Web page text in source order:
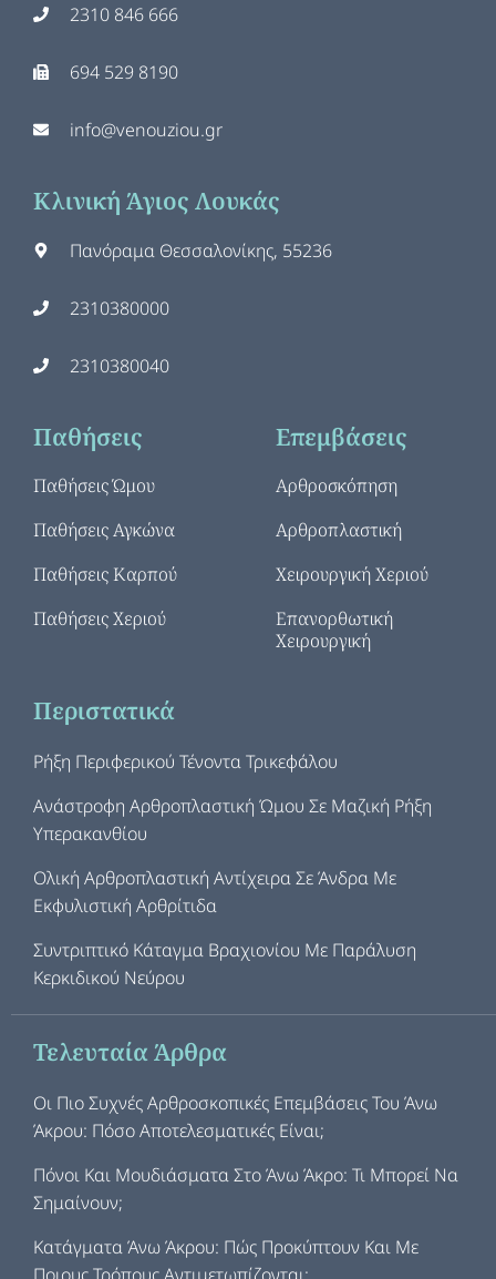
2310 846 666
694 529 8190
info@venouziou.gr
Κλινική Άγιος Λουκάς
Πανόραμα Θεσσαλονίκης, 55236
2310380000
2310380040
Παθήσεις
Παθήσεις Ώμου
Παθήσεις Αγκώνα
Παθήσεις Καρπού
Παθήσεις Χεριού
Επεμβάσεις
Αρθροσκόπηση
Αρθροπλαστική
Χειρουργική Χεριού
Επανορθωτική
Χειρουργική
Περιστατικά
Ρήξη Περιφερικού Τένοντα Τρικεφάλου
Ανάστροφη Αρθροπλαστική Ώμου Σε Μαζική Ρήξη
Υπερακανθίου
Ολική Αρθροπλαστική Αντίχειρα Σε Άνδρα Με
Εκφυλιστική Αρθρίτιδα
Συντριπτικό Κάταγμα Βραχιονίου Με Παράλυση
Κερκιδικού Νεύρου
Τελευταία Άρθρα
Οι Πιο Συχνές Αρθροσκοπικές Επεμβάσεις Του Άνω
Άκρου: Πόσο Αποτελεσματικές Είναι;
Πόνοι Και Μουδιάσματα Στο Άνω Άκρο: Τι Μπορεί Να
Σημαίνουν;
Κατάγματα Άνω Άκρου: Πώς Προκύπτουν Και Με